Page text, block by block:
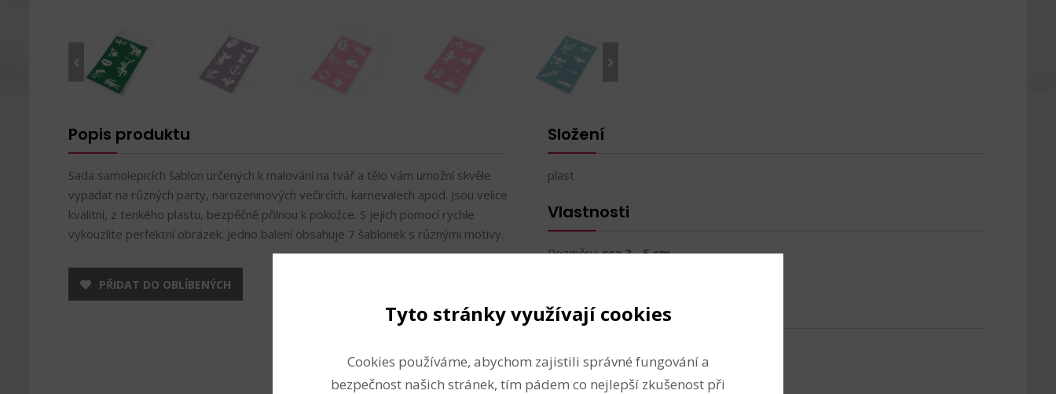
Popis produktu
Sada samolepicích šablon určených k malování na tvář a tělo vám umožní skvěle
vypadat na různých party, narozeninových večírcích, karnevalech apod. Jsou velice
kvalitní, z tenkého plastu, bezpěčně přilnou k pokožce. S jejich pomocí rychle
vykouzlíte perfektní obrázek. Jedno balení obsahuje 7 šablonek s různými motivy.
PŘIDAT DO OBLÍBENÝCH
Složení
plast
Vlastnosti
Rozměry:cca 3 - 5 cm
Techniky
bodypainting
na karnevaly a párty
Tyto stránky využívají cookies
Cookies používáme, abychom zajistili správné fungování a
bezpečnost našich stránek, tím pádem co nejlepší zkušenost při